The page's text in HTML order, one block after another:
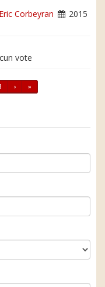
Eric Corbeyran
2015
vote
› »